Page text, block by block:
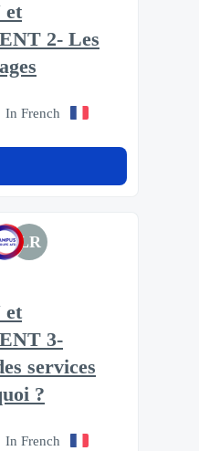
et
2- Les
In French
LR
et
3-
services
?
In French